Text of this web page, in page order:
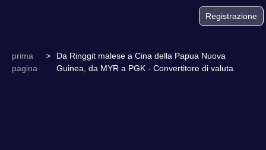
Registrazione
prima
pagina
>
Da Ringgit malese a Cina della Papua Nuova
Guinea, da MYR a PGK - Convertitore di valuta